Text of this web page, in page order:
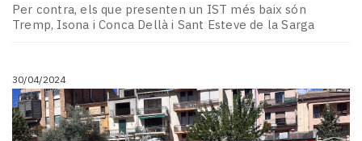
Per contra, els que presenten un IST més baix són
Tremp, Isona i Conca Dellà i Sant Esteve de la Sarga
30/04/2024